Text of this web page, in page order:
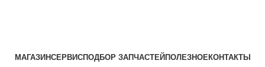
МАГАЗИНСЕРВИСПОДБОР ЗАПЧАСТЕЙ ПОЛЕЗНОЕКОНТАКТЫ